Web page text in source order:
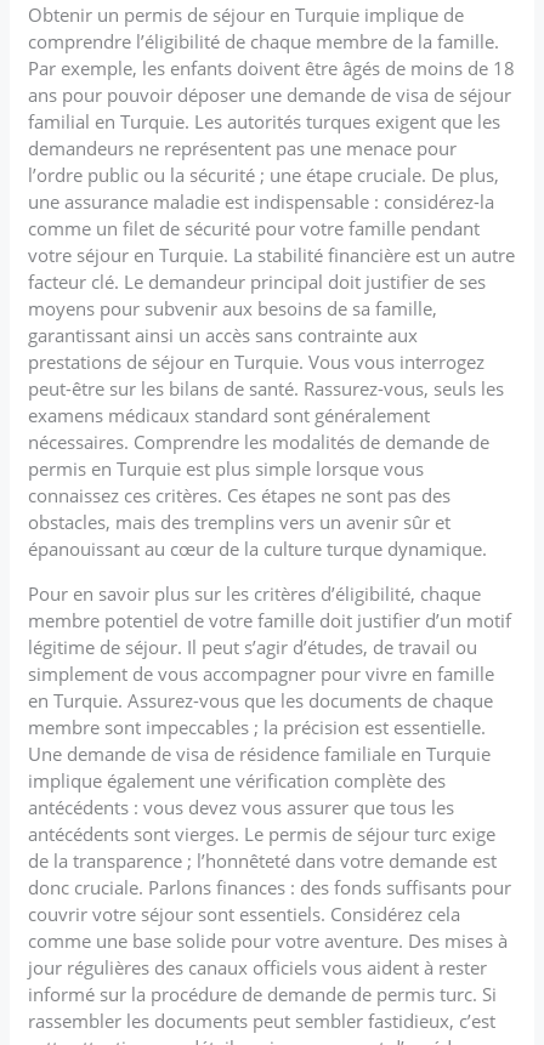
Obtenir un permis de séjour en Turquie implique de
comprendre l’éligibilité de chaque membre de la famille.
Par exemple, les enfants doivent être âgés de moins de 18
ans pour pouvoir déposer une demande de visa de séjour
familial en Turquie. Les autorités turques exigent que les
demandeurs ne représentent pas une menace pour
l’ordre public ou la sécurité ; une étape cruciale. De plus,
une assurance maladie est indispensable : considérez-la
comme un filet de sécurité pour votre famille pendant
votre séjour en Turquie. La stabilité financière est un autre
facteur clé. Le demandeur principal doit justifier de ses
moyens pour subvenir aux besoins de sa famille,
garantissant ainsi un accès sans contrainte aux
prestations de séjour en Turquie. Vous vous interrogez
peut-être sur les bilans de santé. Rassurez-vous, seuls les
examens médicaux standard sont généralement
nécessaires. Comprendre les modalités de demande de
permis en Turquie est plus simple lorsque vous
connaissez ces critères. Ces étapes ne sont pas des
obstacles, mais des tremplins vers un avenir sûr et
épanouissant au cœur de la culture turque dynamique.
Pour en savoir plus sur les critères d’éligibilité, chaque
membre potentiel de votre famille doit justifier d’un motif
légitime de séjour. Il peut s’agir d’études, de travail ou
simplement de vous accompagner pour vivre en famille
en Turquie. Assurez-vous que les documents de chaque
membre sont impeccables ; la précision est essentielle.
Une demande de visa de résidence familiale en Turquie
implique également une vérification complète des
antécédents : vous devez vous assurer que tous les
antécédents sont vierges. Le permis de séjour turc exige
de la transparence ; l’honnêteté dans votre demande est
donc cruciale. Parlons finances : des fonds suffisants pour
couvrir votre séjour sont essentiels. Considérez cela
comme une base solide pour votre aventure. Des mises à
jour régulières des canaux officiels vous aident à rester
informé sur la procédure de demande de permis turc. Si
rassembler les documents peut sembler fastidieux, c’est